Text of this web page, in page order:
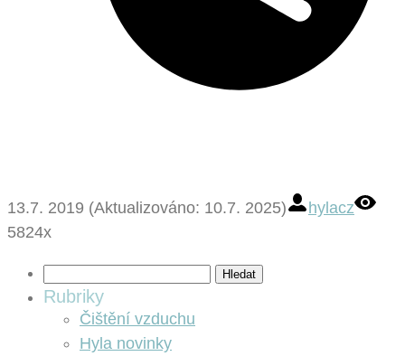
13.7. 2019 (Aktualizováno: 10.7. 2025)
hylacz
5824x
Vyhledávání
Rubriky
Čištění vzduchu
Hyla novinky